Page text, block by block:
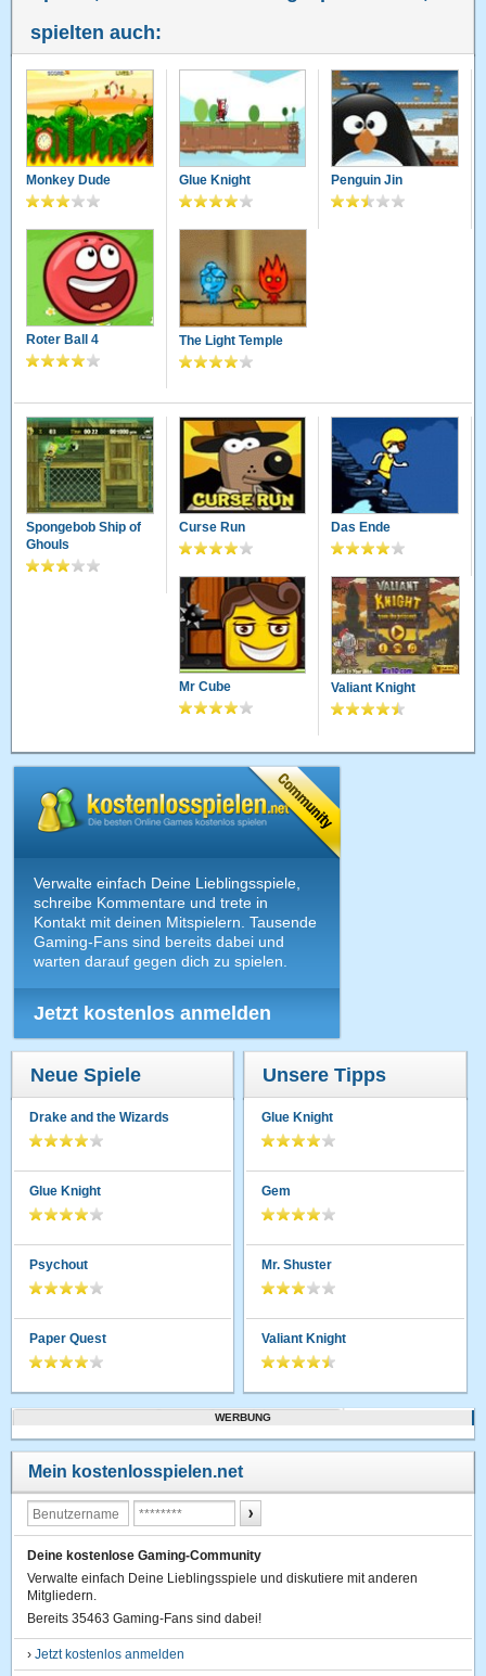
spielten auch:
Monkey Dude Glue Knight Penguin Jin
Roter Ball 4 The Light Temple
Spongebob Ship of
Ghouls
Curse Run Das Ende
Mr Cube Valiant Knight
Verwalte einfach Deine Lieblingsspiele,
schreibe Kommentare und trete in
Kontakt mit deinen Mitspielern. Tausende
Gaming-Fans sind bereits dabei und
warten darauf gegen dich zu spielen.
Jetzt kostenlos anmelden
Neue Spiele
Drake and the Wizards
Glue Knight
Psychout
Paper Quest
Unsere Tipps
Glue Knight
Gem
Mr. Shuster
Valiant Knight
WERBUNG
Mein kostenlosspielen.net
Deine kostenlose Gaming-Community
Verwalte einfach Deine Lieblingsspiele und diskutiere mit anderen
Mitgliedern.
Bereits 35463 Gaming-Fans sind dabei!
›Jetzt kostenlos anmelden